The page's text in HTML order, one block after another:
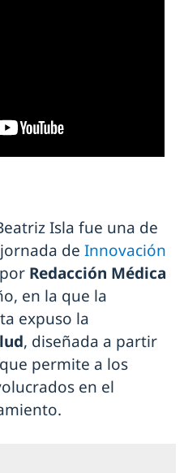
Isla fue una de
de Innovación
Redacción Médica
en la que la
expuso la
, diseñada a partir
permite a los
en el